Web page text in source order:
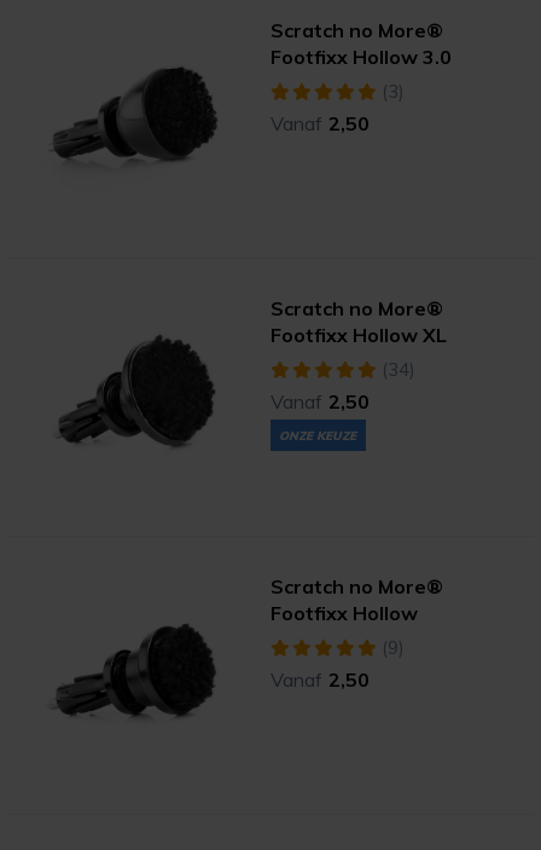
Scratch no More®
Footfixx Hollow 3.0
(3)
Vanaf 2,50
Scratch no More®
Footfixx Hollow XL
(34)
Vanaf 2,50
ONZE KEUZE
Scratch no More®
Footfixx Hollow
(9)
Vanaf 2,50